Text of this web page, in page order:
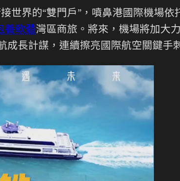
世界的“雙門戶”，噴鼻港國際機場依
養軟體灣區商旅。將來，機場將加大
成長計謀，連續擦亮國際航空關鍵手